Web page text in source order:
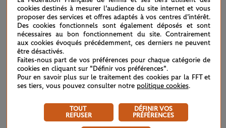
cookies destinés à mesurer l'audience du site internet et vous
proposer des services et offres adaptés à vos centres d'intérêt.
Des cookies fonctionnels sont également déposés et sont
nécessaires au bon fonctionnement du site. Contrairement
aux cookies évoqués précédemment, ces derniers ne peuvent
être désactivés.
Faites-nous part de vos préférences pour chaque catégorie de
cookies en cliquant sur "Définir vos préférences".
Pour en savoir plus sur le traitement des cookies par la FFT et
ses tiers, vous pouvez consulter notre politique cookies.
TOUT
REFUSER
DÉFINIR VOS
PRÉFÉRENCES